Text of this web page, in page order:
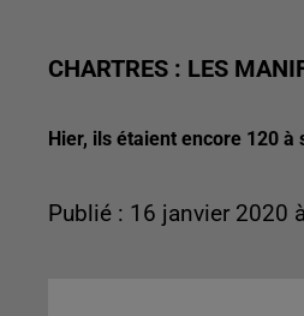
CHARTRES : LES
Hier, ils étaient encore 120
Publié : 16 janvier 2020